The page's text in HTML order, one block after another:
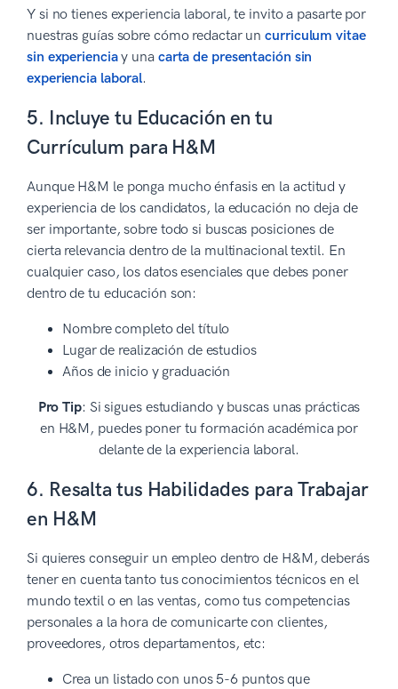
Y si no tienes experiencia laboral, te invito a pasarte por
nuestras guías sobre cómo redactar uncurriculum vitae
sin experienciay una carta de presentación sin
experiencia laboral.
5. Incluye tu Educación en tu
Currículum para H&M
Aunque H&M le ponga mucho énfasis en la actitud y
experiencia de los candidatos, la educación no deja de
ser importante, sobre todo si buscas posiciones de
cierta relevancia dentro de la multinacional textil. En
cualquier caso, los datos esenciales que debes poner
dentro de tu educación son:
Nombre completo del título
Lugar de realización de estudios
Años de inicio y graduación
Pro Tip: Si sigues estudiando y buscas unas prácticas
en H&M, puedes poner tu formación académica por
delante de la experiencia laboral.
6. Resalta tus Habilidades para Trabajar
en H&M
Si quieres conseguir un empleo dentro de H&M, deberás
tener en cuenta tanto tus conocimientos técnicos en el
mundo textil o en las ventas, como tus competencias
personales a la hora de comunicarte con clientes,
proveedores, otros departamentos, etc:
Crea un listado con unos 5-6 puntos que